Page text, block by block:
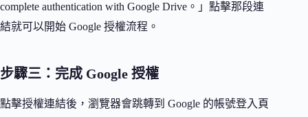
complete authentication with Google Drive。」點擊那段連
結就可以開始 Google 授權流程。
步驟三：完成 Google 授權
點擊授權連結後，瀏覽器會跳轉到 Google 的帳號登入頁